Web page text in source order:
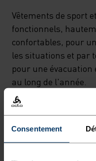
Consentement
Vêtements de sport
fonctionnels,
confortables, pour
les situations et par
pour une
au long de l'année.
MINIMUM